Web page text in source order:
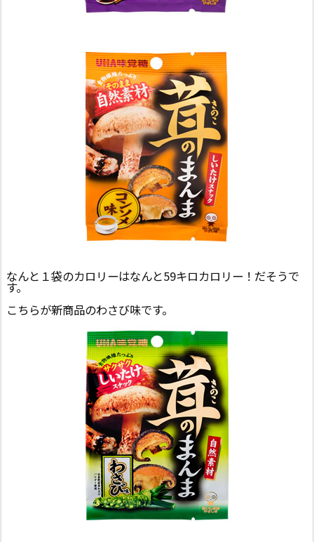
なんと１袋のカロリーはなんと59キロカロリー！だそうで
す。
こちらが新商品のわさび味です。